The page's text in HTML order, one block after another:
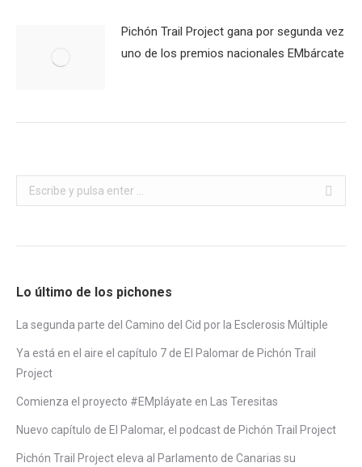
Pichón Trail Project gana por segunda vez
uno de los premios nacionales EMbárcate
Buscar:
Lo último de los pichones
La segunda parte del Camino del Cid por la Esclerosis Múltiple
Ya está en el aire el capítulo 7 de El Palomar de Pichón Trail
Project
Comienza el proyecto #EMpláyate en Las Teresitas
Nuevo capítulo de El Palomar, el podcast de Pichón Trail Project
Pichón Trail Project eleva al Parlamento de Canarias su